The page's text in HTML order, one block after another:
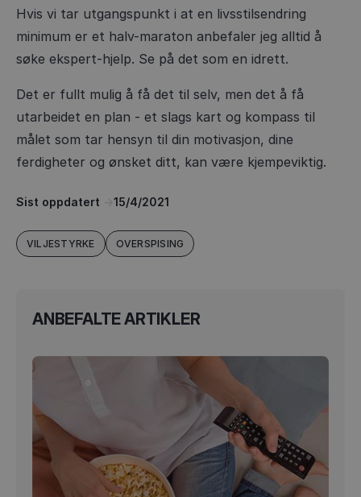
Hvis vi tar utgangspunkt i at en livsstilsendring
minimum er et halv-maraton anbefaler jeg alltid å
søke ekspert-hjelp. Se på det som en idrett.
Det er fullt mulig å få det til selv, men det å få
utarbeidet en plan - et slags kart og kompass til
målet som tar hensyn til din motivasjon, dine
ferdigheter og ønsket ditt, kan være kjempeviktig.
Sist oppdatert 15/4/2021
VILJESTYRKE OVERSPISING
ANBEFALTE ARTIKLER